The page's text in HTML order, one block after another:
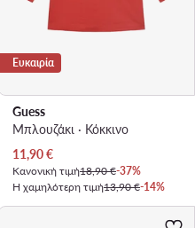
Ευκαιρία
Guess
Μπλουζάκι · Κόκκινο
Τρέχουσα τιμή
11,90€
Κανονική τιμή18,90 €-37%
Η χαμηλότερη τιμή13,90 €-14%